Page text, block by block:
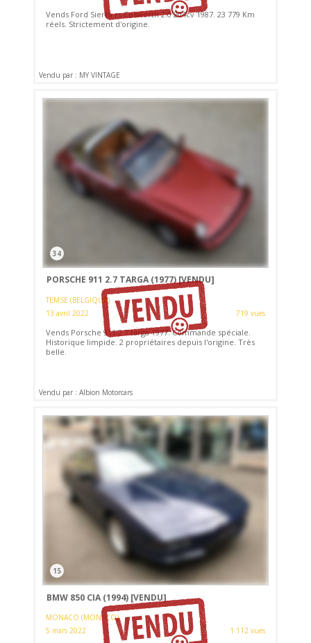
Vends Ford Sierra rs Cosworth 2.0 204cv 1987. 23 779 Km
réels. Strictement d'origine.
Vendu par : MY VINTAGE
34
PORSCHE 911 2.7 TARGA (1977)[VENDU]
TEMSE (BELGIQUE)
13 avril 2022
719 vues
Vends Porsche 911 2.7 targa 1977. Commande spéciale.
Historique limpide. 2 propriétaires depuis l'origine. Très
belle.
Vendu par : Albion Motorcars
15
BMW 850 CIA (1994) [VENDU]
MONACO (MONACO)
5 mars 2022
1 112 vues